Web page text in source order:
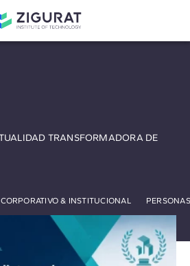
CORPORATIVO & INSTITUCIONAL
TRANSFORMADORA DE